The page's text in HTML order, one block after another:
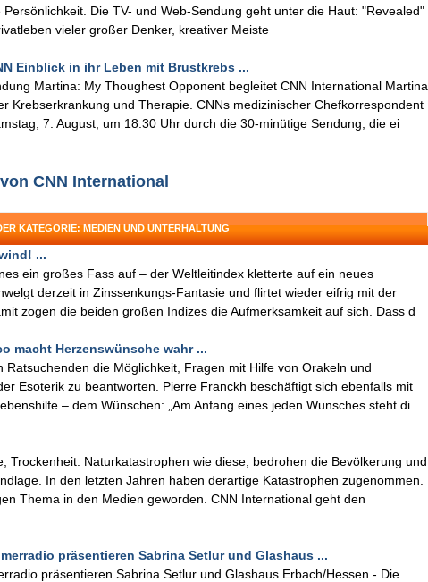
Die TV- und Web-Sendung geht unter die Haut: "Revealed"
vieler großer Denker, kreativer Meiste
Einblick in ihr Leben mit Brustkrebs ...
Martina: My Thoughest Opponent begleitet CNN International Martina
Krebserkrankung und Therapie. CNNs medizinischer Chefkorrespondent
7. August, um 18.30 Uhr durch die 30-minütige Sendung, die ei
CNN International
KATEGORIE: MEDIEN UND UNTERHALTUNG
...
ein großes Fass auf – der Weltleitindex kletterte auf ein neues
derzeit in Zinssenkungs-Fantasie und flirtet wieder eifrig mit der
zogen die beiden großen Indizes die Aufmerksamkeit auf sich. Dass d
macht Herzenswünsche wahr ...
Ratsuchenden die Möglichkeit, Fragen mit Hilfe von Orakeln und
Esoterik zu beantworten. Pierre Franckh beschäftigt sich ebenfalls mit
– dem Wünschen: „Am Anfang eines jeden Wunsches steht di
Trockenheit: Naturkatastrophen wie diese, bedrohen die Bevölkerung und
In den letzten Jahren haben derartige Katastrophen zugenommen.
Thema in den Medien geworden. CNN International geht den
präsentieren Sabrina Setlur und Glashaus ...
präsentieren Sabrina Setlur und Glashaus Erbach/Hessen - Die